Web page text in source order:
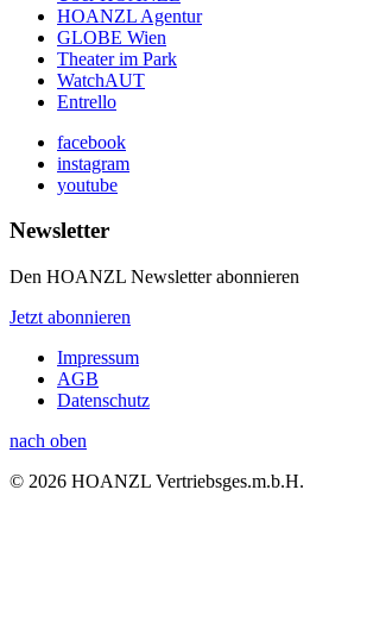
HOANZL Agentur
GLOBE Wien
Theater im Park
WatchAUT
Entrello
facebook
instagram
youtube
Newsletter
Den HOANZL Newsletter abonnieren
Jetzt abonnieren
Impressum
AGB
Datenschutz
nach oben
© 2026 HOANZL Vertriebsges.m.b.H.